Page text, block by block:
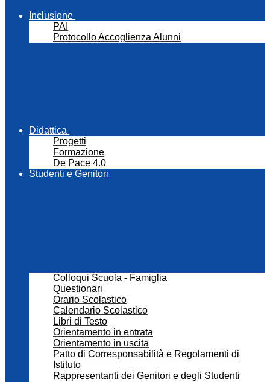
Inclusione
PAI
Protocollo Accoglienza Alunni
Didattica
Progetti
Formazione
De Pace 4.0
Studenti e Genitori
Colloqui Scuola - Famiglia
Questionari
Orario Scolastico
Calendario Scolastico
Libri di Testo
Orientamento in entrata
Orientamento in uscita
Patto di Corresponsabilità e Regolamenti di
Istituto
Rappresentanti dei Genitori e degli Studenti